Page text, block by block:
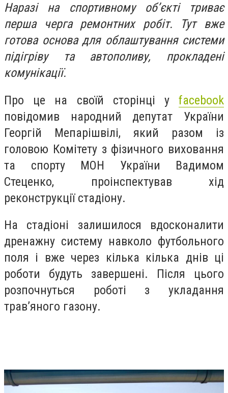
Наразі на спортивному об’єкті триває
перша черга ремонтних робіт. Тут вже
готова основа для облаштування системи
підігріву та автополиву, прокладені
комунікації.
Про це на своїй сторінці у facebook
повідомив народний депутат України
Георгій Мепарішвілі, який разом із
головою Комітету з фізичного виховання
та спорту МОН України Вадимом
Стеценко, проінспектував хід
реконструкції стадіону.
На стадіоні залишилося вдосконалити
дренажну систему навколо футбольного
поля і вже через кілька кілька днів ці
роботи будуть завершені. Після цього
розпочнуться роботі з укладання
трав’яного газону.